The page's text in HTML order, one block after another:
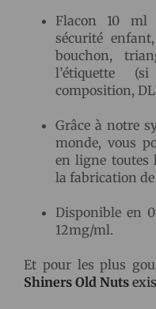
Flacon 10 ml
sécurité
bouchon,
l’étiquette
composition,
Grâce à notre
monde, vous
en ligne toutes
la fabrication
Disponible en
12mg/ml.
Et pour les plus
Shiners Old Nuts